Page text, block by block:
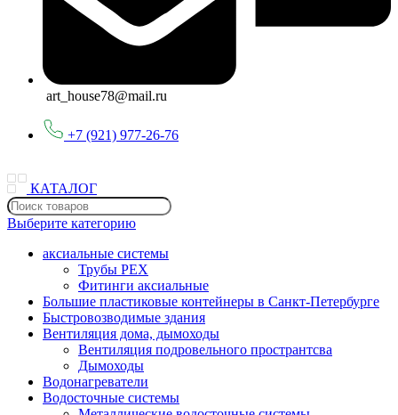
art_house78@mail.ru
+7 (921) 977-26-76
КАТАЛОГ
Выберите категорию
аксиальные системы
Трубы PEX
Фитинги аксиальные
Большие пластиковые контейнеры в Санкт-Петербурге
Быстровозводимые здания
Вентиляция дома, дымоходы
Вентиляция подровельного пространтсва
Дымоходы
Водонагреватели
Водосточные системы